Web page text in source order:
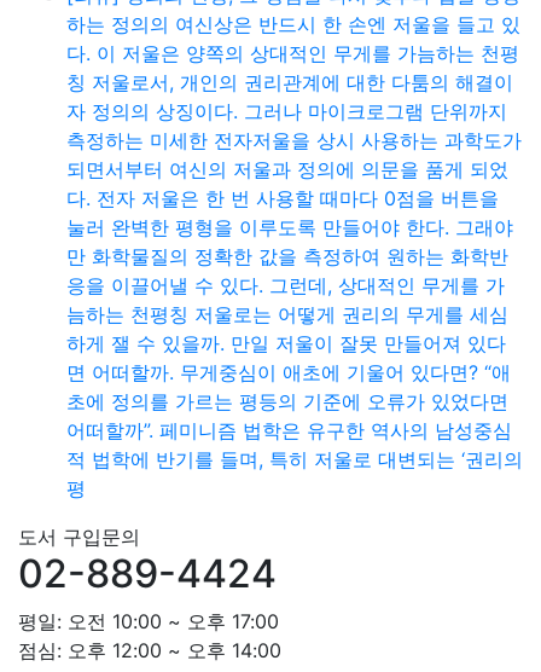
하는 정의의 여신상은 반드시 한 손엔 저울을 들고 있
다. 이 저울은 양쪽의 상대적인 무게를 가늠하는 천평
칭 저울로서, 개인의 권리관계에 대한 다툼의 해결이
자 정의의 상징이다. 그러나 마이크로그램 단위까지
측정하는 미세한 전자저울을 상시 사용하는 과학도가
되면서부터 여신의 저울과 정의에 의문을 품게 되었
다. 전자 저울은 한 번 사용할 때마다 0점을 버튼을
눌러 완벽한 평형을 이루도록 만들어야 한다. 그래야
만 화학물질의 정확한 값을 측정하여 원하는 화학반
응을 이끌어낼 수 있다. 그런데, 상대적인 무게를 가
늠하는 천평칭 저울로는 어떻게 권리의 무게를 세심
하게 잴 수 있을까. 만일 저울이 잘못 만들어져 있다
면 어떠할까. 무게중심이 애초에 기울어 있다면? “애
초에 정의를 가르는 평등의 기준에 오류가 있었다면
어떠할까”. 페미니즘 법학은 유구한 역사의 남성중심
적 법학에 반기를 들며, 특히 저울로 대변되는 ‘권리의
평
도서 구입문의
02-889-4424
평일: 오전 10:00 ~ 오후 17:00
점심: 오후 12:00 ~ 오후 14:00